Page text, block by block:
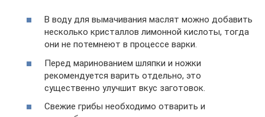
В воду для вымачивания маслят можно добавить
несколько кристаллов лимонной кислоты, тогда
они не потемнеют в процессе варки.
Перед маринованием шляпки и ножки
рекомендуется варить отдельно, это
существенно улучшит вкус заготовок.
Свежие грибы необходимо отварить и